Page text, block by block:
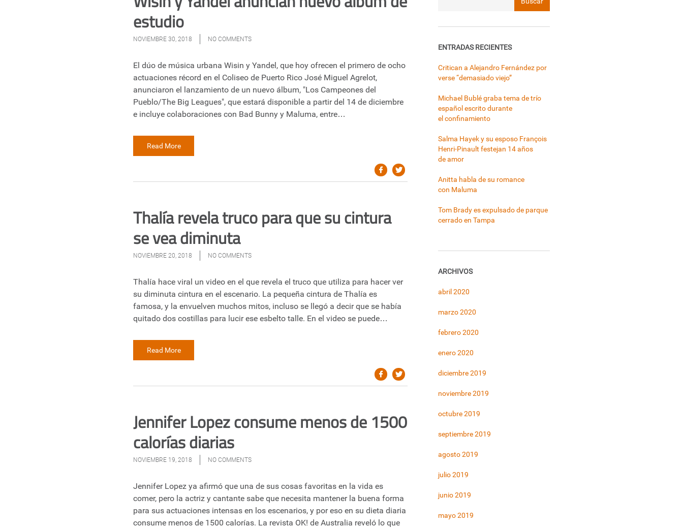
estudio
NOVIEMBRE 30, 2018 NO COMMENTS
El dúo de música urbana Wisin y Yandel, que hoy ofrecen el primero de ocho
actuaciones récord en el Coliseo de Puerto Rico José Miguel Agrelot,
anunciaron el lanzamiento de un nuevo álbum, "Los Campeones del
Pueblo/The Big Leagues", que estará disponible a partir del 14 de diciembre
e incluye colaboraciones con Bad Bunny y Maluma, entre…
Read More
Thalía revela truco para que su cintura
se vea diminuta
NOVIEMBRE 20, 2018 NO COMMENTS
Thalía hace viral un video en el que revela el truco que utiliza para hacer ver
su diminuta cintura en el escenario. La pequeña cintura de Thalía es
famosa, y la envuelven muchos mitos, incluso se llegó a decir que se había
quitado dos costillas para lucir ese esbelto talle. En el video se puede…
Read More
Jennifer Lopez consume menos de 1500
calorías diarias
NOVIEMBRE 19, 2018 NO COMMENTS
Jennifer Lopez ya afirmó que una de sus cosas favoritas en la vida es
comer, pero la actriz y cantante sabe que necesita mantener la buena forma
para sus actuaciones intensas en los escenarios, y por eso en su dieta diaria
consume menos de 1500 calorías. La revista OK! de Australia reveló lo que
ENTRADAS RECIENTES
Critican a Alejandro Fernández por
verse “demasiado viejo”
Michael Bublé graba tema de trío
español escrito durante
el confinamiento
Salma Hayek y su esposo François
Henri-Pinault festejan 14 años
de amor
Anitta habla de su romance
con Maluma
Tom Brady es expulsado de parque
cerrado en Tampa
ARCHIVOS
abril 2020
marzo 2020
febrero 2020
enero 2020
diciembre 2019
noviembre 2019
octubre 2019
septiembre 2019
agosto 2019
julio 2019
junio 2019
mayo 2019